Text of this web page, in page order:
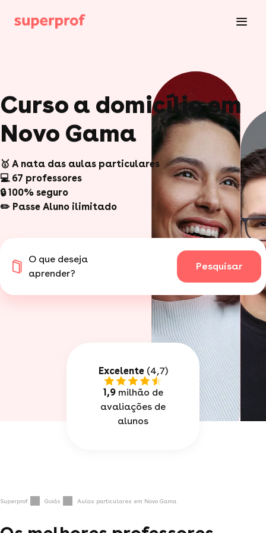
Curso a domicílio em
Novo Gama
🥇 A nata das aulas particulares
💻 67 professores
🔒 100% seguro
✏️ Passe Aluno ilimitado
O que deseja
aprender?
Pesquisar
Excelente(4,7)
1,9milhão de
avaliações de
alunos
Superprof Goiás Aulas particulares em Novo Gama